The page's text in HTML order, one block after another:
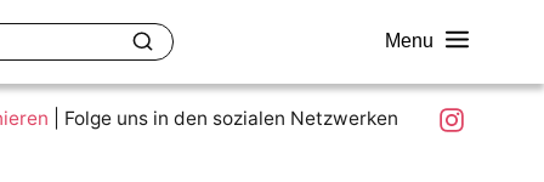
Menu
Was ist colour.education?
Ziele und Mitmachen
Folge uns in den sozialen Netzwerken Instagram